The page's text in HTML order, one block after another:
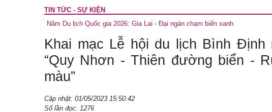
TIN TỨC - SỰ KIỆN
Năm Du lịch Quốc gia 2026: Gia Lai - Đại ngàn chạm biển xanh
Khai mạc Lễ hội du lịch Bình Định
“Quy Nhơn - Thiên đường biển -
màu”
Cập nhật: 01/05/2023 15:50:42
Số lần đọc: 1276